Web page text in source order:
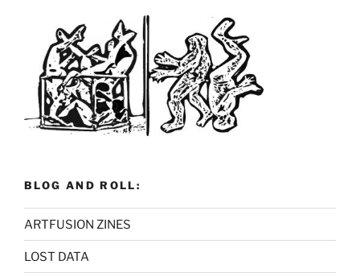
BLOG AND ROLL:
ARTFUSION ZINES
LOST DATA